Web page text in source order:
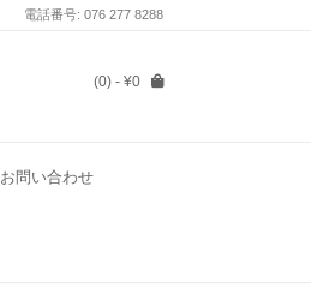
電話番号: 076 277 8288
(0) - ¥0
お問い合わせ